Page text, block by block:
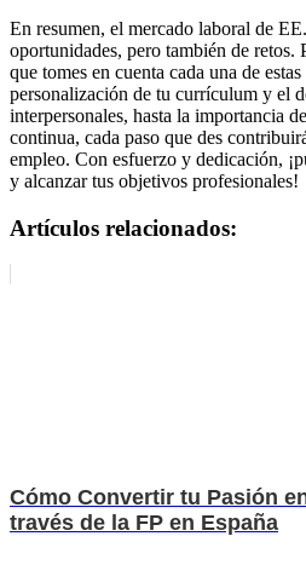
En resumen, el mercado laboral de
oportunidades, pero también de retos.
que tomes en cuenta cada una de
personalización de tu currículum y el
interpersonales, hasta la importancia
continua, cada paso que des
empleo. Con esfuerzo y dedicación,
y alcanzar tus objetivos profesionales!
Artículos relacionados:
Cómo Convertir tu Pasión
través de la FP en España